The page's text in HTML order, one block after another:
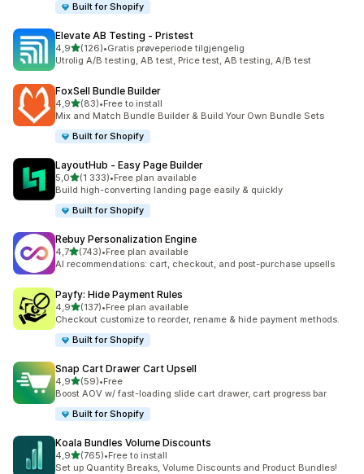
Built for Shopify
Elevate AB Testing ‑ Pristest
4,9av 5 stjerner
(126)
Totalt 126 omtaler
•Gratis prøveperiode tilgjengelig
Utrolig A/B testing, AB test, Price test, AB testing, A/B test
FoxSell Bundle Builder
4,9av 5 stjerner
(83)
Totalt 83 omtaler
•Free to install
Mix and Match Bundle Builder & Build Your Own Bundle Sets
Built for Shopify
LayoutHub ‑ Easy Page Builder
5,0av 5 stjerner
(1 333)
Totalt 1333 omtaler
•Free plan available
Build high-converting landing page easily & quickly
Built for Shopify
Rebuy Personalization Engine
4,7av 5 stjerner
(743)
Totalt 743 omtaler
•Free plan available
AI recommendations: cart, checkout, and post-purchase upsells
Payfy: Hide Payment Rules
4,9av 5 stjerner
(137)
Totalt 137 omtaler
•Free plan available
Checkout customize to reorder, rename & hide payment methods.
Built for Shopify
Snap Cart Drawer Cart Upsell
4,9av 5 stjerner
(59)
Totalt 59 omtaler
•Free
Boost AOV w/ fast-loading slide cart drawer, cart progress bar
Built for Shopify
Koala Bundles Volume Discounts
4,9av 5 stjerner
(765)
Totalt 765 omtaler
•Free to install
Set up Quantity Breaks, Volume Discounts and Product Bundles!